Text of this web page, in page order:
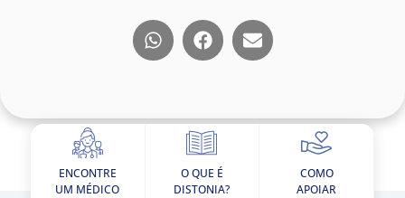
ENCONTRE
UM MÉDICO
O QUE É
DISTONIA?
COMO
APOIAR